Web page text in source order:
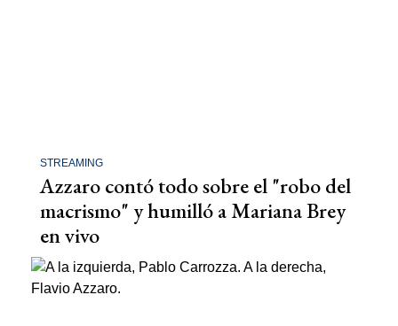
STREAMING
Azzaro contó todo sobre el "robo del
macrismo" y humilló a Mariana Brey
en vivo